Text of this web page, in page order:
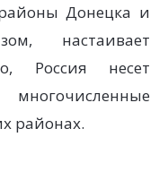
Донецка и
настаивает
Россия несет
районах.